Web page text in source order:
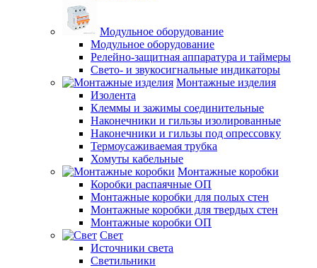
Модульное оборудование
Модульное оборудование
Релейно-защитная аппаратура и таймеры
Свето- и звукосигнальные индикаторы
Монтажные изделия
Изолента
Клеммы и зажимы соединительные
Наконечники и гильзы изолированные
Наконечники и гильзы под опрессовку
Термоусаживаемая трубка
Хомуты кабельные
Монтажные коробки
Коробки распаячные ОП
Монтажные коробки для полых стен
Монтажные коробки для твердых стен
Монтажные коробки ОП
Свет
Источники света
Светильники